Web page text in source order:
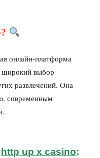
?
онлайн-платформа
широкий выбор
развлечений. Она
современным
http up x casino: